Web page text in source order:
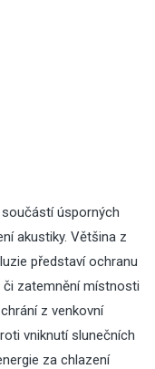
úsporných
akustiky. Většina z
představí ochranu
či zatemnění místnosti
z venkovní
vniknutí slunečních
za chlazení